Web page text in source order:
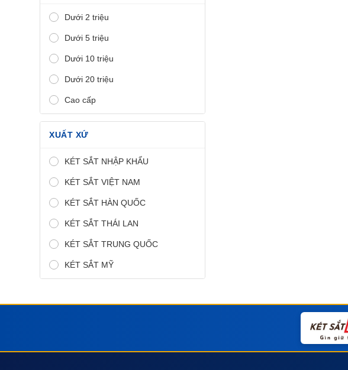
Dưới 2 triệu
Dưới 5 triệu
Dưới 10 triệu
Dưới 20 triệu
Cao cấp
XUẤT XỨ
KÉT SẮT NHẬP KHẨU
KÉT SẮT VIỆT NAM
KÉT SẮT HÀN QUỐC
KÉT SẮT THÁI LAN
KÉT SẮT TRUNG QUỐC
KÉT SẮT MỸ